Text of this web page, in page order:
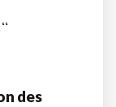
des